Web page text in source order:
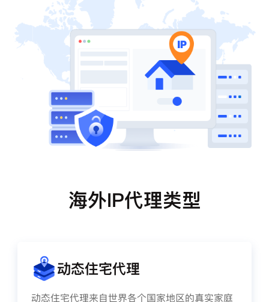
海外IP代理类型
动态住宅代理
动态住宅代理来自世界各个国家地区的真实家庭